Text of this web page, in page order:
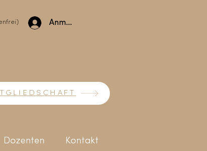
Anmelden
Dozenten Kontakt